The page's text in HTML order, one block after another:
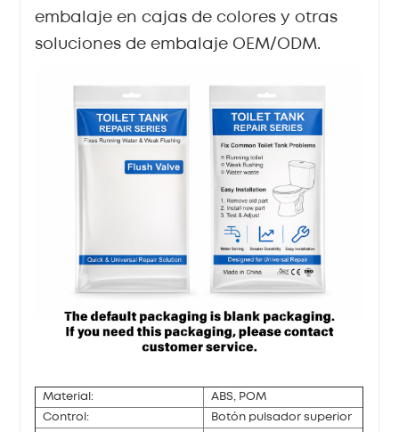
embalaje en cajas de colores y otras
soluciones de embalaje OEM/ODM.
Material: ABS, POM
Control: Botón pulsador superior